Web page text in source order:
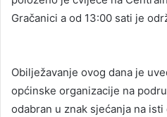
Gračanici a od 13:00 sati je
Obilježavanje ovog dana je
općinske organizacije na
odabran u znak sjećanja na isti